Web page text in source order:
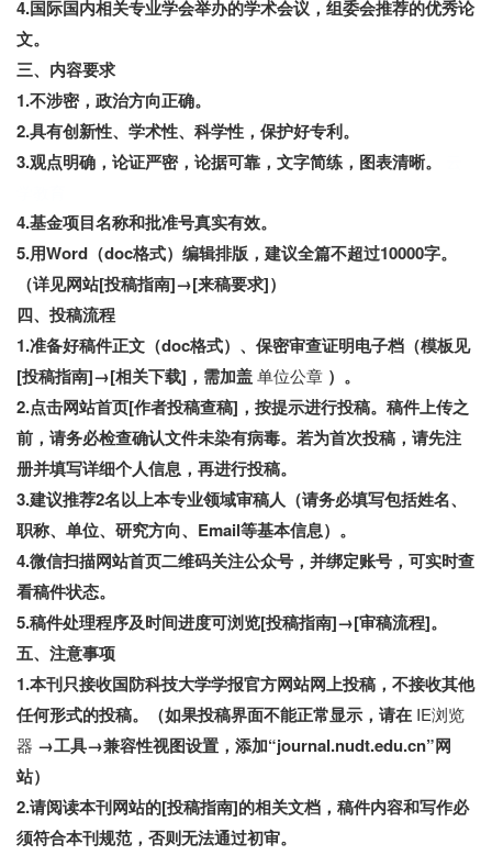
4.国际国内相关专业学会举办的学术会议，组委会推荐的优秀论
文。
三、内容要求
1.不涉密，政治方向正确。
2.具有创新性、学术性、科学性，保护好专利。
3.观点明确，论证严密，论据可靠，文字简练，图表清晰。
4.基金项目名称和批准号真实有效。
5.用Word（doc格式）编辑排版，建议全篇不超过10000字。
（详见网站[投稿指南]→[来稿要求]）
四、投稿流程
1.准备好稿件正文（doc格式）、保密审查证明电子档（模板见
[投稿指南]→[相关下载]，需加盖单位公章 ）。
2.点击网站首页[作者投稿查稿]，按提示进行投稿。稿件上传之
前，请务必检查确认文件未染有病毒。若为首次投稿，请先注
册并填写详细个人信息，再进行投稿。
3.建议推荐2名以上本专业领域审稿人（请务必填写包括姓名、
职称、单位、研究方向、Email等基本信息）。
4.微信扫描网站首页二维码关注公众号，并绑定账号，可实时查
看稿件状态。
5.稿件处理程序及时间进度可浏览[投稿指南]→[审稿流程]。
五、注意事项
1.本刊只接收国防科技大学学报官方网站网上投稿，不接收其他
任何形式的投稿。（如果投稿界面不能正常显示，请在 IE浏览
器 →工具→兼容性视图设置，添加“journal.nudt.edu.cn”网
站）
2.请阅读本刊网站的[投稿指南]的相关文档，稿件内容和写作必
须符合本刊规范，否则无法通过初审。